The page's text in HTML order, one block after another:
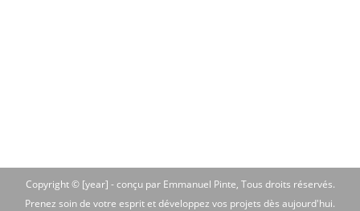
Copyright © [year] -conçu par Emmanuel Pinte, Tous droits réservés.
Prenez soin de votre esprit et développez vos projets dès aujourd'hui.